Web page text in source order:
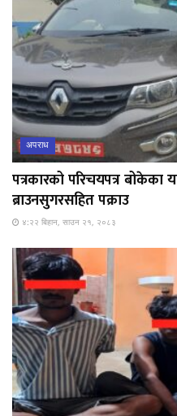
अपराध
पत्रकारको परिचयपत्र बोकेका
ब्राउनसुगरसहित पक्राउ
४:२२ बिहान, साउन २१, २०८३